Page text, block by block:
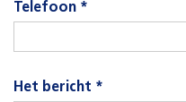
Telefoon *
Het bericht *